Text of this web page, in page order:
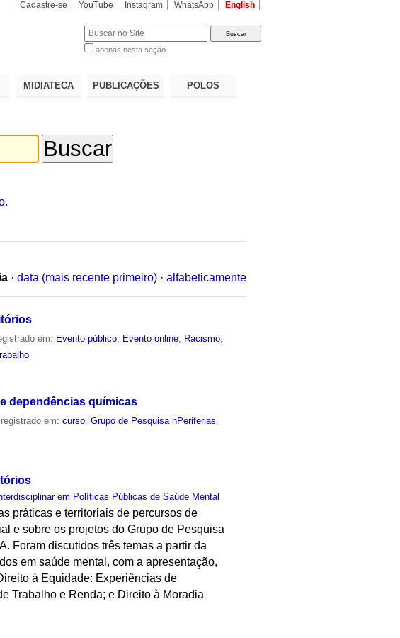
Cadastre-se YouTube Instagram WhatsApp English
apenas nesta seção
MIDIATECA PUBLICAÇÕES POLOS
· data (mais recente primeiro) · alfabeticamente
em: Evento público Evento online Racismo
dependências químicas
em:curso ,Grupo de Pesquisa nPeriferias
em Políticas Públicas de Saúde Mental
práticas e territoriais de percursos de
e sobre os projetos do Grupo de Pesquisa
Foram discutidos três temas a partir da
em saúde mental, com a apresentação,
à Equidade: Experiências de
Trabalho e Renda; e Direito à Moradia